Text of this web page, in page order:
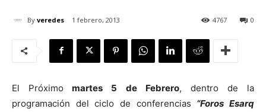
By veredes 1 febrero, 2013 0
4767
El Próximo martes 5 de Febrero, dentro de la
programación del ciclo de conferencias “Foros Esarq